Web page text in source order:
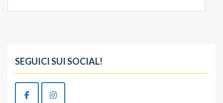
SEGUICI SUI SOCIAL!